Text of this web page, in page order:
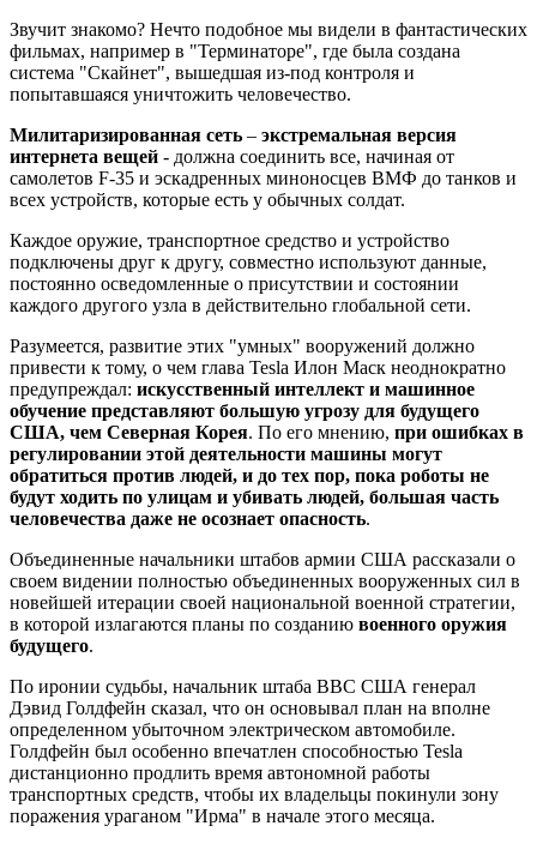
Звучит знакомо? Нечто подобное мы видели в фантастических
фильмах, например в "Терминаторе", где была создана
система "Скайнет", вышедшая из-под контроля и
попытавшаяся уничтожить человечество.
Милитаризированная сеть – экстремальная версия
интернета вещей - должна соединить все, начиная от
самолетов F-35 и эскадренных миноносцев ВМФ до танков и
всех устройств, которые есть у обычных солдат.
Каждое оружие, транспортное средство и устройство
подключены друг к другу, совместно используют данные,
постоянно осведомленные о присутствии и состоянии
каждого другого узла в действительно глобальной сети.
Разумеется, развитие этих "умных" вооружений должно
привести к тому, о чем глава Tesla Илон Маск неоднократно
предупреждал: искусственный интеллект и машинное
обучение представляют большую угрозу для будущего
США, чем Северная Корея. По его мнению, при ошибках в
регулировании этой деятельности машины могут
обратиться против людей, и до тех пор, пока роботы не
будут ходить по улицам и убивать людей, большая часть
человечества даже не осознает опасность.
Объединенные начальники штабов армии США рассказали о
своем видении полностью объединенных вооруженных сил в
новейшей итерации своей национальной военной стратегии,
в которой излагаются планы по созданию военного оружия
будущего.
По иронии судьбы, начальник штаба ВВС США генерал
Дэвид Голдфейн сказал, что он основывал план на вполне
определенном убыточном электрическом автомобиле.
Голдфейн был особенно впечатлен способностью Tesla
дистанционно продлить время автономной работы
транспортных средств, чтобы их владельцы покинули зону
поражения ураганом "Ирма" в начале этого месяца.